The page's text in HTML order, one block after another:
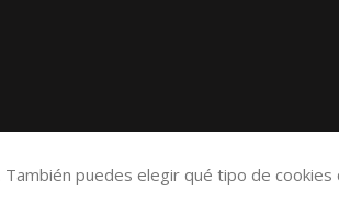
puedes elegir qué tipo de cookies